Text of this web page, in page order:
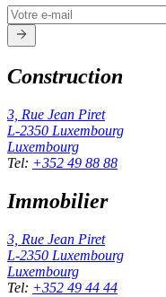
Construction
3, Rue Jean Piret
L-2350 Luxembourg
Luxembourg
Tel: +352 49 88 88
Immobilier
3, Rue Jean Piret
L-2350 Luxembourg
Luxembourg
Tel: +352 49 44 44